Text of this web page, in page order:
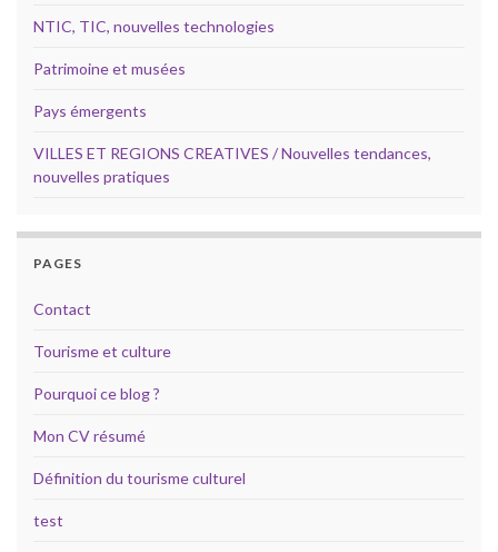
NTIC, TIC, nouvelles technologies
Patrimoine et musées
Pays émergents
VILLES ET REGIONS CREATIVES / Nouvelles tendances,
nouvelles pratiques
PAGES
Contact
Tourisme et culture
Pourquoi ce blog ?
Mon CV résumé
Définition du tourisme culturel
test